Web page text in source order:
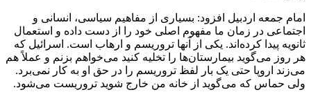
امام جمعه اردبیل افزود: بسیاری از مفاهیم سیاسی، انسانی و
اجتماعی در زمان ما مفهوم اصلی خود را از دست داده و استعمال
ثانویه پیدا کرده‌اند. یکی از آنها تروریسم و ارهاب است. اسرائیل که
هر روز می‌گوید بیمارستان‌ها را تخلیه کنید می‌خواهم بزنم و عملاً هم
می‌زند اروپا حتی یک بار لفظ تروریسم را در حق او به کار نمی‌برد.
ولی حماس که می‌گوید از خانه من خارج شوید تروریست می‌شود.